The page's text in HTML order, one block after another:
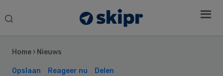
Search
Home › Nieuws
Opslaan Reageer nu Delen
Sidebar